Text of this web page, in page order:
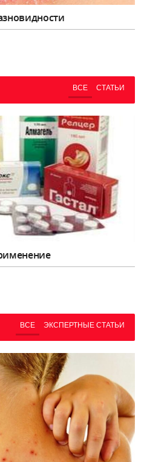
ВСЕ СТАТЬИ
ВСЕ ЭКСПЕРТНЫЕ СТАТЬИ